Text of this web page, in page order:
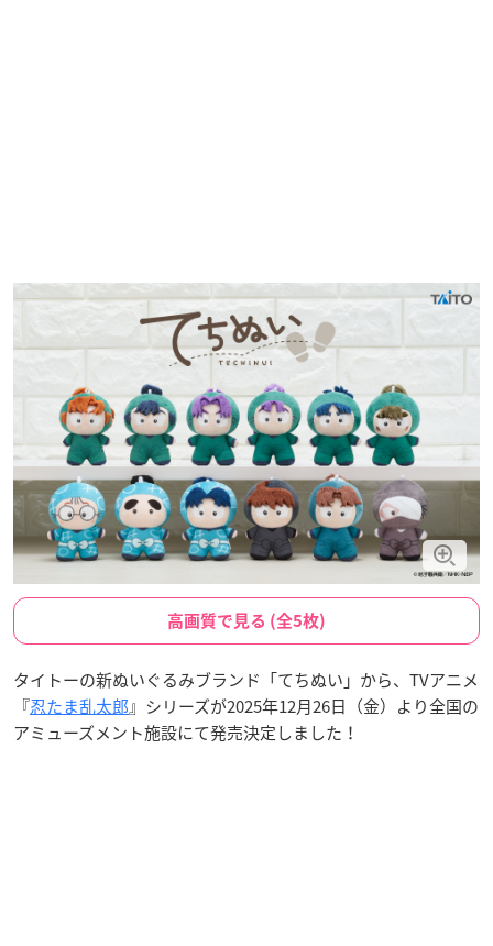
高画質で見る (全5枚)
タイトーの新ぬいぐるみブランド「てちぬい」から、TVアニメ
『忍たま乱太郎』シリーズが2025年12月26日（金）より全国の
アミューズメント施設にて発売決定しました！